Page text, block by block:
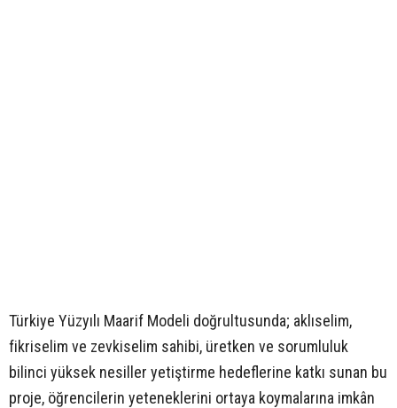
Türkiye Yüzyılı Maarif Modeli doğrultusunda; aklıselim,
fikriselim ve zevkiselim sahibi, üretken ve sorumluluk
bilinci yüksek nesiller yetiştirme hedeflerine katkı sunan bu
proje, öğrencilerin yeteneklerini ortaya koymalarına imkân